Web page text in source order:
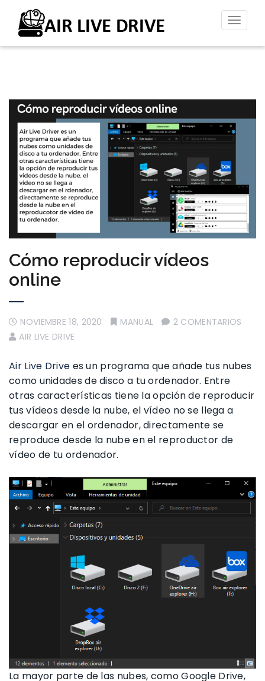
Cómo reproducir vídeos
online
NOVIEMBRE 18, 2020 MANUAL
2 COMENTARIOS
AIR LIVE DRIVE
Air Live Drive es un programa que añade tus nubes
como unidades de disco a tu ordenador. Entre
otras características tiene la opción de reproducir
tus vídeos desde la nube, el vídeo no se llega a
descargar en el ordenador, directamente se
reproduce desde la nube en el reproductor de
vídeo de tu ordenador.
La mayor parte de las nubes, como Google Drive,